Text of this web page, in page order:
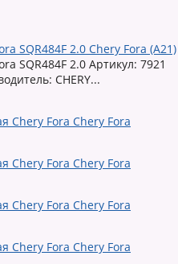
SQR484F 2.0 Chery Fora (A21)
SQR484F 2.0 Артикул: 7921
CHERY...